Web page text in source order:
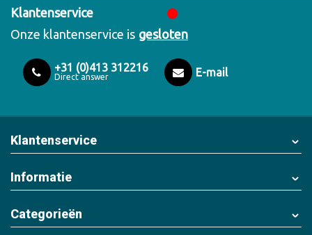
Klantenservice
Onze klantenservice is gesloten
+31 (0)413 312216
Direct answer E-mail
Klantenservice
Informatie
Categorieën